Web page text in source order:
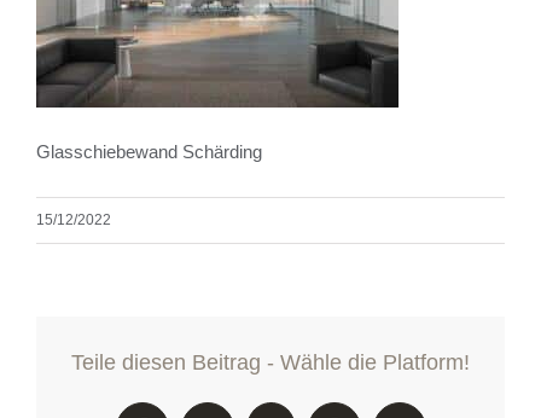
Glasschiebewand Schärding
15/12/2022
Teile diesen Beitrag - Wähle die Platform!